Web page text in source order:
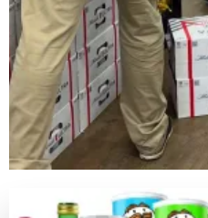
カードゲーム・トランプ・
これらの遊びは単純な運だけ
バカラ
バカラ遊びはアジア地域で絶
🎟 キーノ・Lotto
キノは昔の中国由来の数値予
ライブカジノゲーム